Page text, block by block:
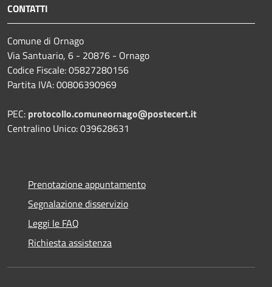
CONTATTI
Comune di Ornago
Via Santuario, 6 - 20876 - Ornago
Codice Fiscale: 05827280156
Partita IVA: 00806390969
PEC: protocollo.comuneornago@postecert.it
Centralino Unico: 039628631
Prenotazione appuntamento
Segnalazione disservizio
Leggi le FAQ
Richiesta assistenza